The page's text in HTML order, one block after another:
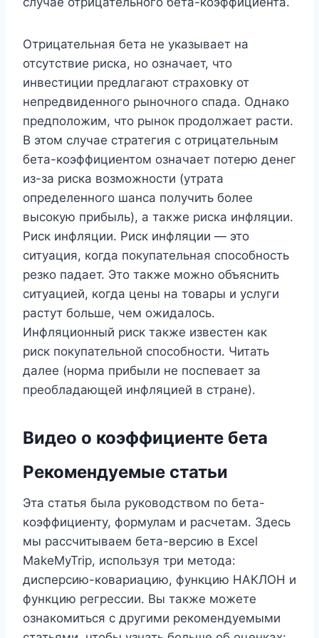
Отрицательная бета не указывает на
отсутствие риска, но означает, что
инвестиции предлагают страховку от
непредвиденного рыночного спада. Однако
предположим, что рынок продолжает расти.
В этом случае стратегия с отрицательным
бета-коэффициентом означает потерю денег
из-за риска возможности (утрата
определенного шанса получить более
высокую прибыль), а также риска инфляции.
Риск инфляции. Риск инфляции — это
ситуация, когда покупательная способность
резко падает. Это также можно объяснить
ситуацией, когда цены на товары и услуги
растут больше, чем ожидалось.
Инфляционный риск также известен как
риск покупательной способности. Читать
далее (норма прибыли не поспевает за
преобладающей инфляцией в стране).
Видео о коэффициенте бета
Рекомендуемые статьи
Эта статья была руководством по бета-
коэффициенту, формулам и расчетам. Здесь
мы рассчитываем бета-версию в Excel
MakeMyTrip, используя три метода:
дисперсию-ковариацию, функцию НАКЛОН и
функцию регрессии. Вы также можете
ознакомиться с другими рекомендуемыми